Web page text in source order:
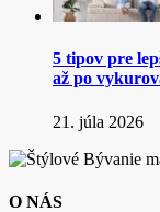
5 tipov pre
až po
21. júla 2026
O NÁS